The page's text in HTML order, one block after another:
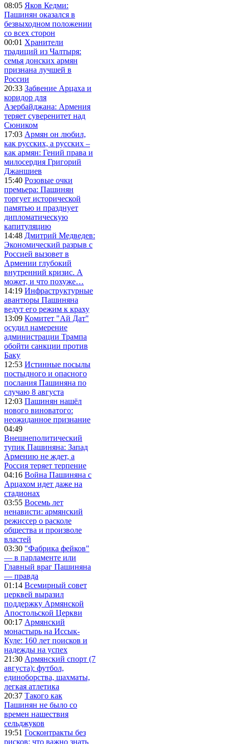
08:05 Яков Кедми:
Пашинян оказался в
безвыходном положении
со всех сторон
00:01 Хранители
традиций из Чалтыря:
семья донских армян
признана лучшей в
России
20:33 Забвение Арцаха и
коридор для
Азербайджана: Армения
теряет суверенитет над
Сюником
17:03 Армян он любил,
как русских, а русских –
как армян: Гений права и
милосердия Григорий
Джаншиев
15:40 Розовые очки
премьера: Пашинян
торгует исторической
памятью и празднует
дипломатическую
капитуляцию
14:48 Дмитрий Медведев:
Экономический разрыв с
Россией вызовет в
Армении глубокий
внутренний кризис. А
может, и что похуже…
14:19 Инфраструктурные
авантюры Пашиняна
ведут его режим к краху
13:09 Комитет "Ай Дат"
осудил намерение
администрации Трампа
обойти санкции против
Баку
12:53 Истинные посылы
постыдного и опасного
послания Пашиняна по
случаю 8 августа
12:03 Пашинян нашёл
нового виноватого:
неожиданное признание
04:49
Внешнеполитический
тупик Пашиняна: Запад
Армению не ждет, а
Россия теряет терпение
04:16 Война Пашиняна с
Арцахом идет даже на
стадионах
03:55 Восемь лет
ненависти: армянский
режиссер о расколе
общества и произволе
властей
03:30 "Фабрика фейков"
— в парламенте или
Главный враг Пашиняна
— правда
01:14 Всемирный совет
церквей выразил
поддержку Армянской
Апостольской Церкви
00:17 Армянский
монастырь на Иссык-
Куле: 160 лет поисков и
надежды на успех
21:30 Армянский спорт (7
августа): футбол,
единоборства, шахматы,
легкая атлетика
20:37 Такого как
Пашинян не было со
времен нашествия
сельджуков
19:51 Госконтракты без
рисков: что важно знать